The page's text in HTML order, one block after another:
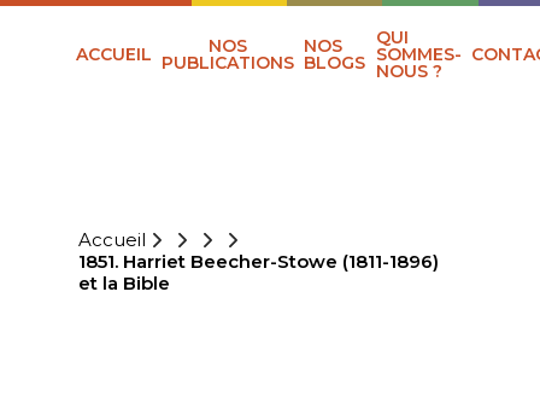
ACCUEIL NOS
PUBLICATIONS
NOS
BLOGS
QUI
SOMMES-
NOUS ?
Accueil
1851. Harriet Beecher-Stowe (1811-1896)
et la Bible